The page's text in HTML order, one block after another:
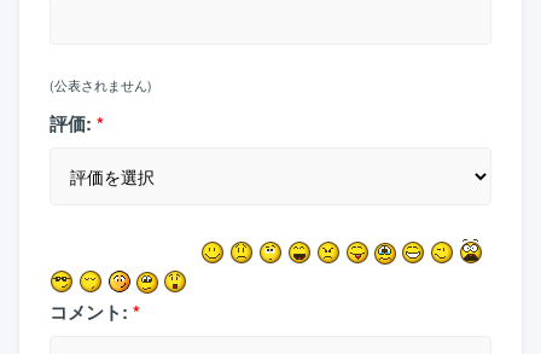
(公表されません)
評価: *
コメント: *